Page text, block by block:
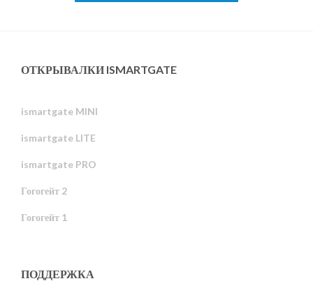
ОТКРЫВАЛКИ ISMARTGATE
ismartgate MINI
ismartgate LITE
ismartgate PRO
Гогогейт 2
Гогогейт 1
ПОДДЕРЖКА